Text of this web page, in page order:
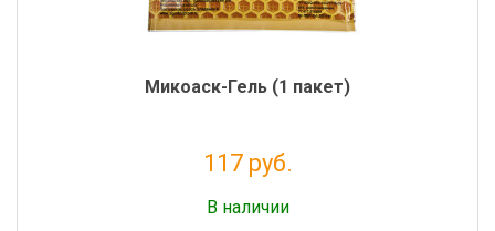
Микоаск-Гель (1 пакет)
117 руб.
В наличии